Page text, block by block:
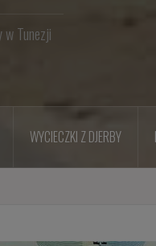
w Tunezji
WYCIECZKI Z DJERBY